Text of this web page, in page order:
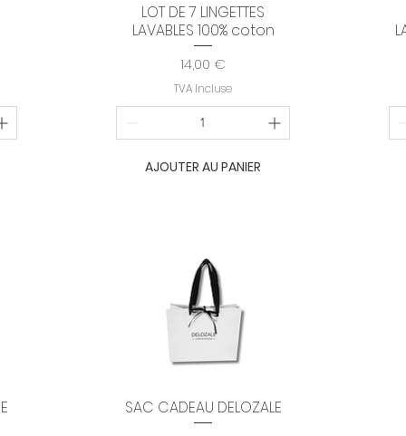
Aperçu rapide
LOT DE 7 LINGETTES
LAVABLES 100% coton
Prix
14,00 €
TVA Incluse
AJOUTER AU PANIER
Aperçu rapide
SAC CADEAU DELOZALE